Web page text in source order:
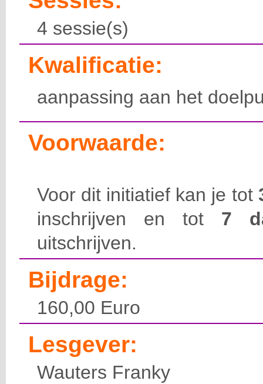
4 sessie(s)
Kwalificatie:
aanpassing aan het
Voorwaarde:
Voor dit initiatief kan je tot
inschrijven en tot 7
uitschrijven.
Bijdrage:
160,00 Euro
Lesgever:
Wauters Franky